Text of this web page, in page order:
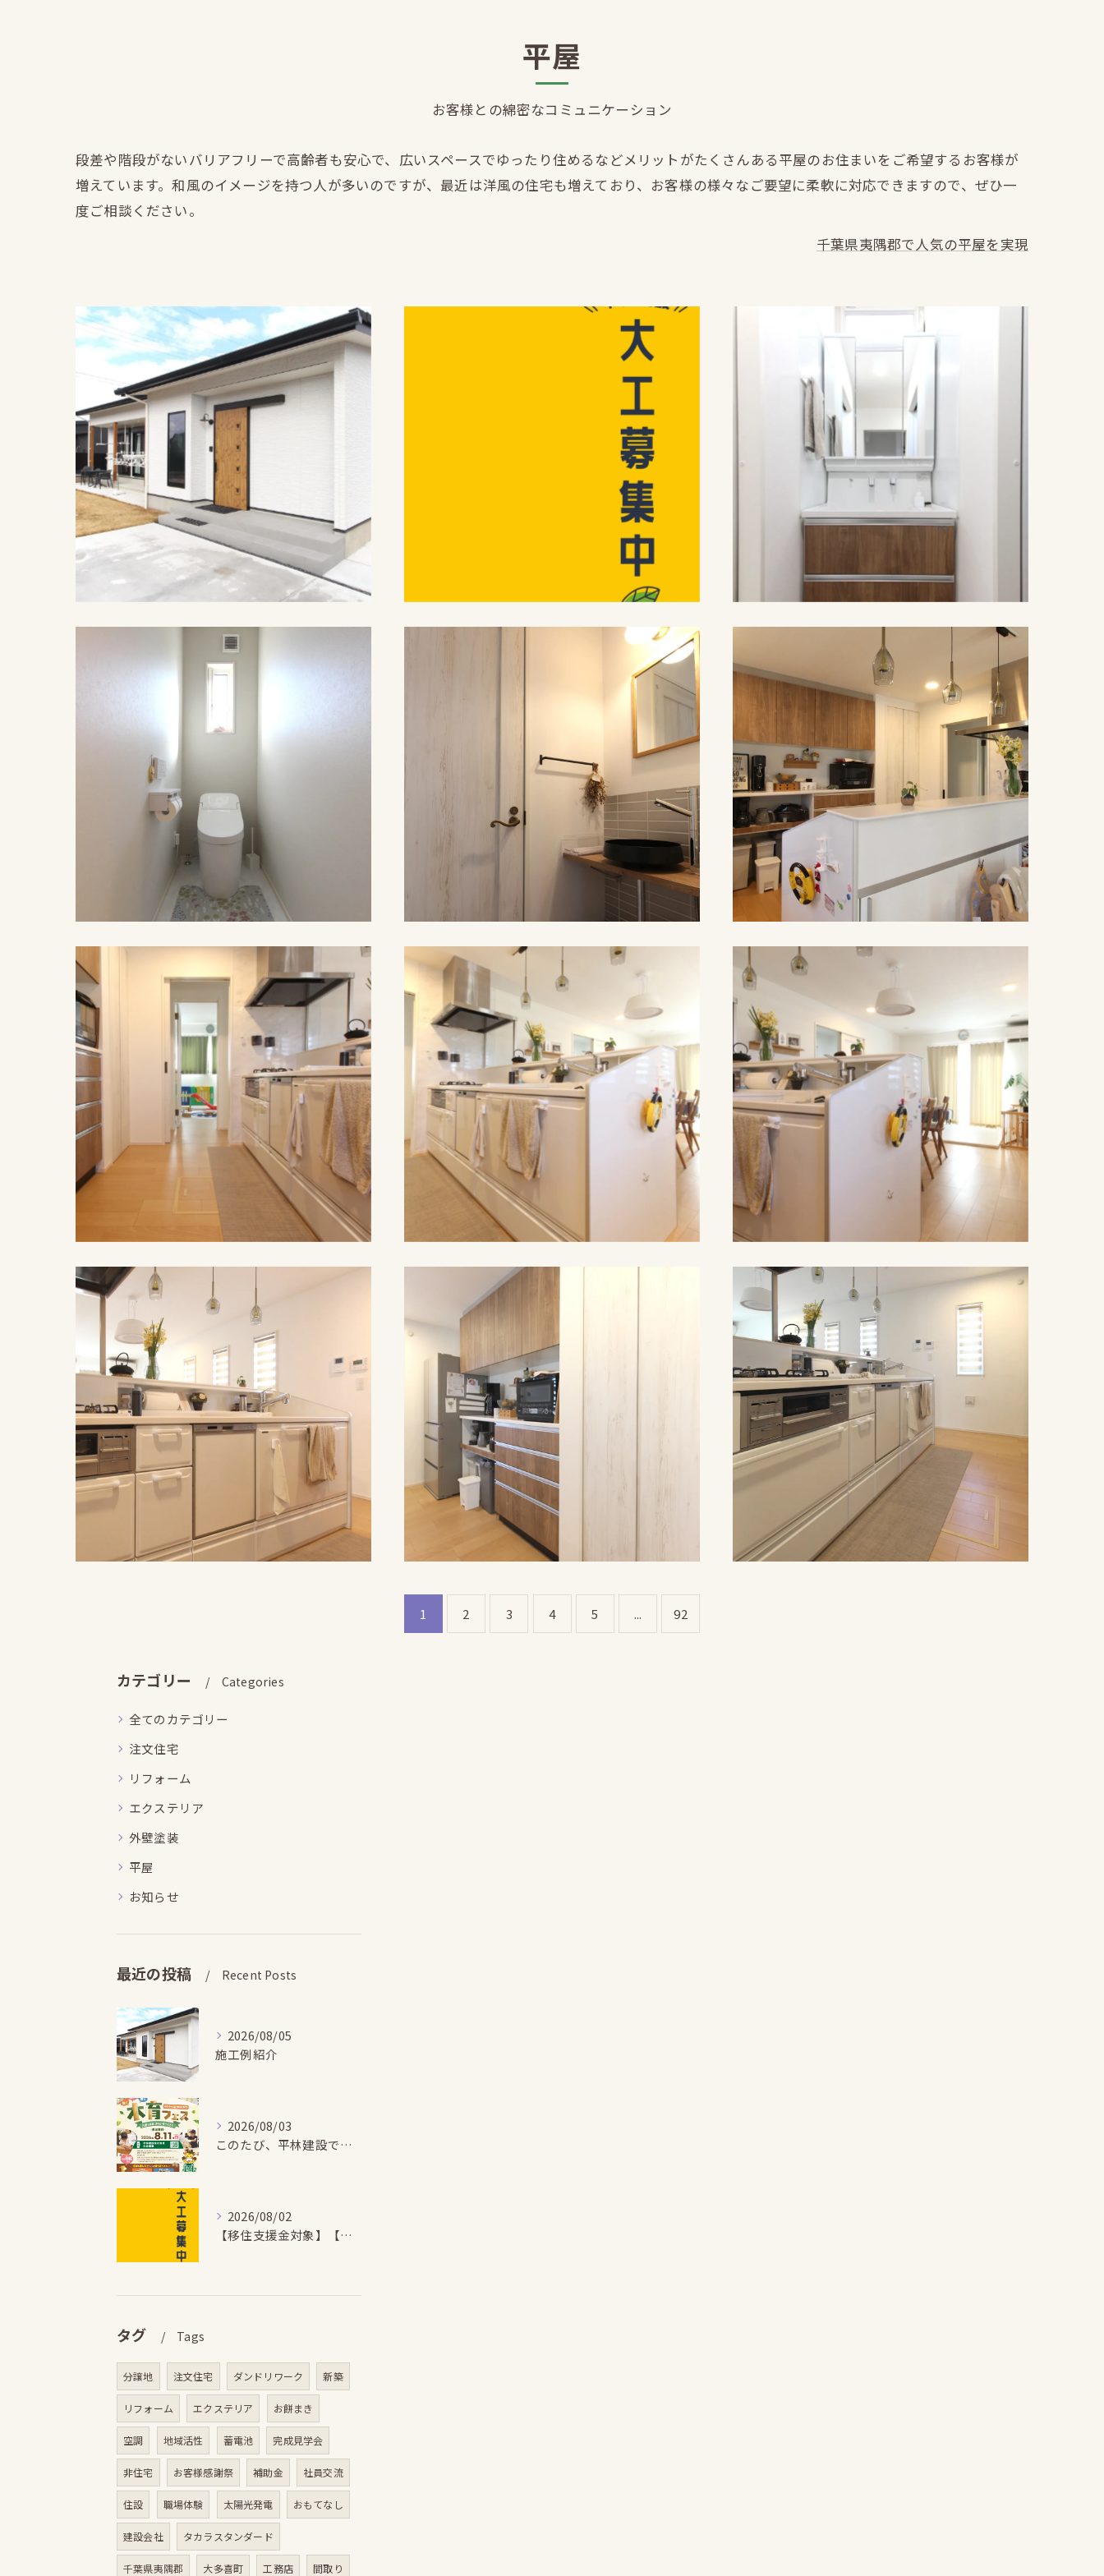
平屋
お客様との綿密なコミュニケーション
段差や階段がないバリアフリーで高齢者も安心で、広いスペースでゆったり住めるなどメリットがたくさんある平屋のお住まいをご希望するお客様が
増えています。和風のイメージを持つ人が多いのですが、最近は洋風の住宅も増えており、お客様の様々なご要望に柔軟に対応できますので、ぜひ一
度ご相談ください。
千葉県夷隅郡で人気の平屋を実現
施工例紹介
【移住支援金対象】【未経験歓迎】大多喜
町で「見えないところも...
施工例紹介 施工例紹介
施工例紹介 施工例紹介 施工例紹介
施工例紹介 施工例紹介
1 2 3 4 5 ... 92
カテゴリー Categories
全てのカテゴリー
注文住宅
リフォーム
エクステリア
外壁塗装
平屋
お知らせ
最近の投稿 Recent Posts
2026/08/05
施工例紹介
2026/08/03
このたび、平林建設では、お子さまが木とふれあい・木について学...
2026/08/02
【移住支援金対象】【未経験歓迎】大多喜町で「見えないところも...
タグ Tags
分譲地 注文住宅 ダンドリワーク 新築
リフォーム エクステリア お餅まき
空調 地域活性 蓄電池 完成見学会
非住宅 お客様感謝祭 補助金 社員交流
住設 職場体験 太陽光発電 おもてなし
建設会社 タカラスタンダード
千葉県夷隅郡 大多喜町 工務店 間取り